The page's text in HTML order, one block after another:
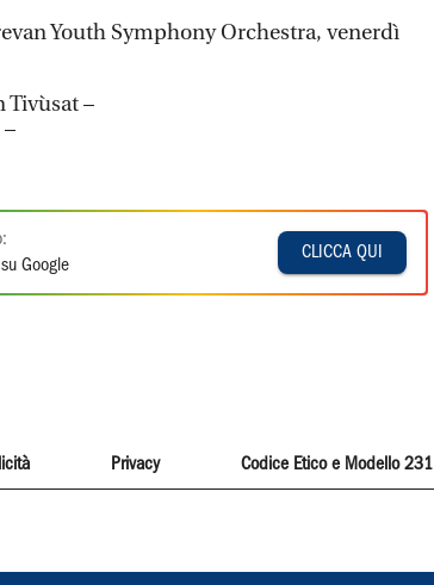
Youth Symphony Orchestra, venerdì
Tivùsat –
Google
CLICCA QUI
Privacy Codice Etico e Modello 231